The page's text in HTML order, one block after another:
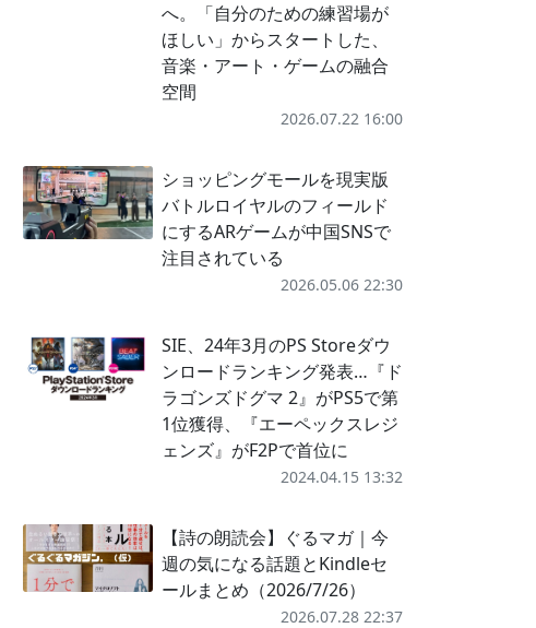
へ。「自分のための練習場が
ほしい」からスタートした、
音楽・アート・ゲームの融合
空間
2026.07.22 16:00
ショッピングモールを現実版
バトルロイヤルのフィールド
にするARゲームが中国SNSで
注目されている
2026.05.06 22:30
SIE、24年3月のPS Storeダウ
ンロードランキング発表…『ド
ラゴンズドグマ 2』がPS5で第
1位獲得、『エーペックスレジ
ェンズ』がF2Pで首位に
2024.04.15 13:32
【詩の朗読会】ぐるマガ｜今
週の気になる話題とKindleセ
ールまとめ（2026/7/26）
2026.07.28 22:37